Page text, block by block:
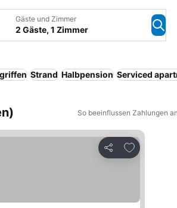
Gäste und Zimmer
2 Gäste, 1 Zimmer
Strand Halbpension Serviced
So beeinflussen Zahlungen
Teilen
Zu